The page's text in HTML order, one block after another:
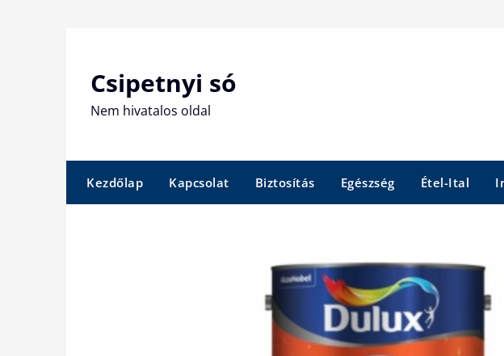
Csipetnyi só
Nem hivatalos oldal
Kezdőlap Kapcsolat Biztosítás Egészség Étel-Ital